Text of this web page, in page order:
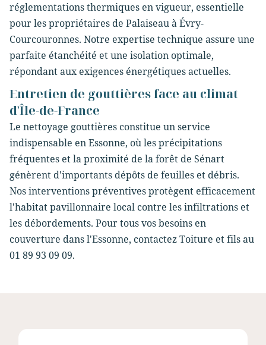
réglementations thermiques en vigueur, essentielle
pour les propriétaires de Palaiseau à Évry-
Courcouronnes. Notre expertise technique assure une
parfaite étanchéité et une isolation optimale,
répondant aux exigences énergétiques actuelles.
Entretien de gouttières face au climat
d'Île-de-France
Le nettoyage gouttières constitue un service
indispensable en Essonne, où les précipitations
fréquentes et la proximité de la forêt de Sénart
génèrent d'importants dépôts de feuilles et débris.
Nos interventions préventives protègent efficacement
l'habitat pavillonnaire local contre les infiltrations et
les débordements. Pour tous vos besoins en
couverture dans l'Essonne, contactez Toiture et fils au
01 89 93 09 09.